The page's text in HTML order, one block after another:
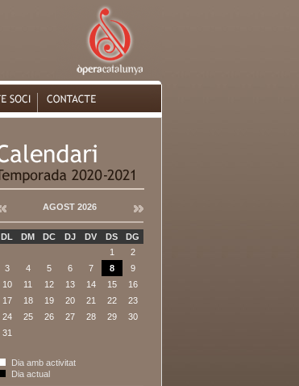
AGOST 2026
DL DM DC DJ DV DS
DG
1
2
3
4 5 6 7 8
9
10
11 12 13 14 15
16
17
18 19 20 21 22
23
24
25 26 27 28 29
30
31
Dia amb activitat
Dia actual